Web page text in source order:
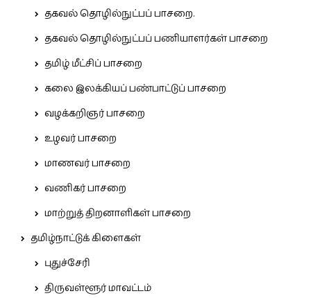
தகவல் தொழில்நுட்பப் பாசறை.
தகவல் தொழில்நுட்பப் பணியாளர்கள் பாசறை
தமிழ் மீட்சிப் பாசறை
கலை இலக்கியப் பண்பாட்டுப் பாசறை
வழக்கறிஞர் பாசறை
உழவர் பாசறை
மாணவர் பாசறை
வணிகர் பாசறை
மாற்றுத் திறனாளிகள் பாசறை
தமிழ்நாட்டுக் கிளைகள்
புதுச்சேரி
திருவள்ளூர் மாவட்டம்